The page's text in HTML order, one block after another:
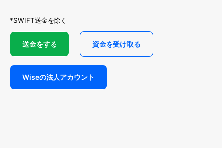
*SWIFT送金を除く
送金をする 資金を受け取る
Wiseの法人アカウント